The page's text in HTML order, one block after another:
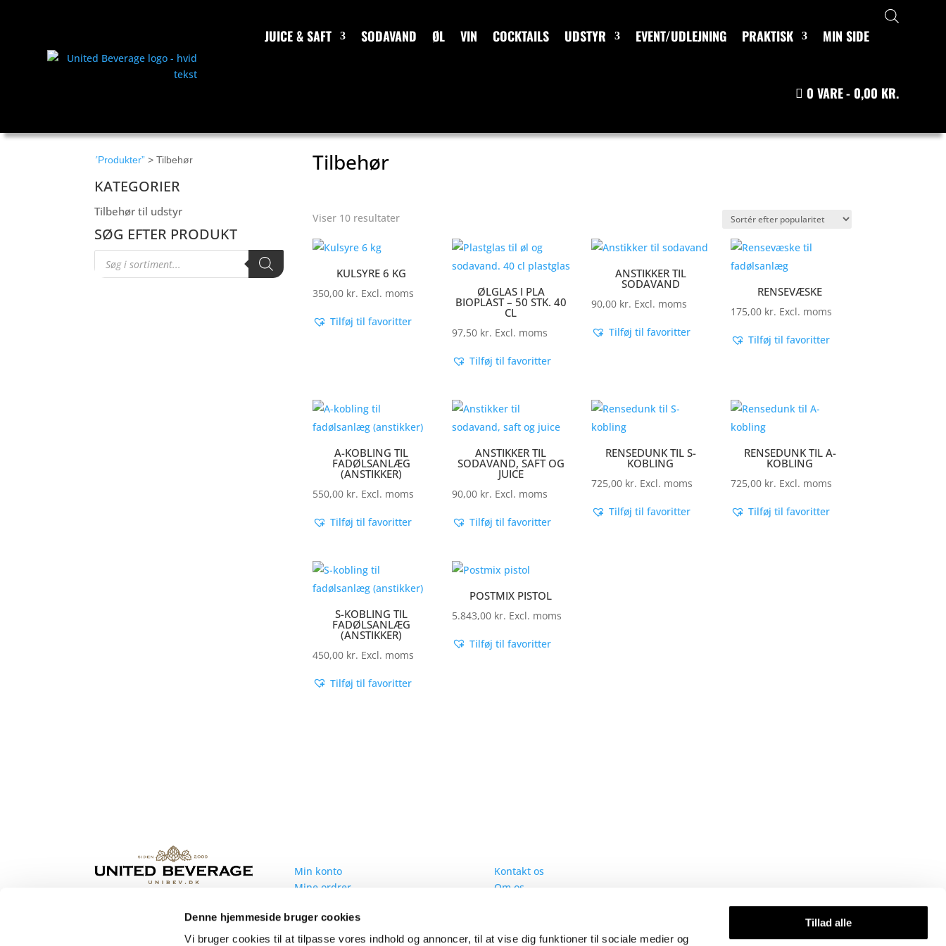
Denne hjemmeside bruger cookies
Vi bruger cookies til at tilpasse vores indhold og annoncer, til at vise dig funktioner til sociale medier og
Tillad alle
JUICE & SAFT SODAVAND ØL VIN COCKTAILS UDSTYR EVENT/UDLEJNING PRAKTISK MIN SIDE
0 VARE 0,00 KR.
”Produkter” > Tilbehør
KATEGORIER
Tilbehør til udstyr
SØG EFTER PRODUKT
Products
search
Tilbehør
Viser 10 resultaterSorteret
KULSYRE 6 KG
350,00 kr. Excl. moms
Tilføj til favoritter
ØLGLAS I PLA
BIOPLAST – 50 STK. 40
CL
97,50 kr. Excl. moms
Tilføj til favoritter
ANSTIKKER TIL
SODAVAND
90,00 kr. Excl. moms
Tilføj til favoritter
RENSEVÆSKE
175,00 kr. Excl. moms
Tilføj til favoritter
A-KOBLING TIL
FADØLSANLÆG
(ANSTIKKER)
550,00 kr. Excl. moms
Tilføj til favoritter
ANSTIKKER TIL
SODAVAND, SAFT OG
JUICE
90,00 kr. Excl. moms
Tilføj til favoritter
RENSEDUNK TIL S-
KOBLING
725,00 kr. Excl. moms
Tilføj til favoritter
RENSEDUNK TIL A-
KOBLING
725,00 kr. Excl. moms
Tilføj til favoritter
S-KOBLING TIL
FADØLSANLÆG
(ANSTIKKER)
450,00 kr. Excl. moms
Tilføj til favoritter
POSTMIX PISTOL
5.843,00 kr. Excl. moms
Tilføj til favoritter
United Beverage Nordic ApS
Min konto
Mine ordrer
Mine informationer
Bliv oprettet som kunde
Kontakt os
Om os
Fødevarerapport